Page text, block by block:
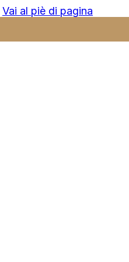
Vai al piè di pagina